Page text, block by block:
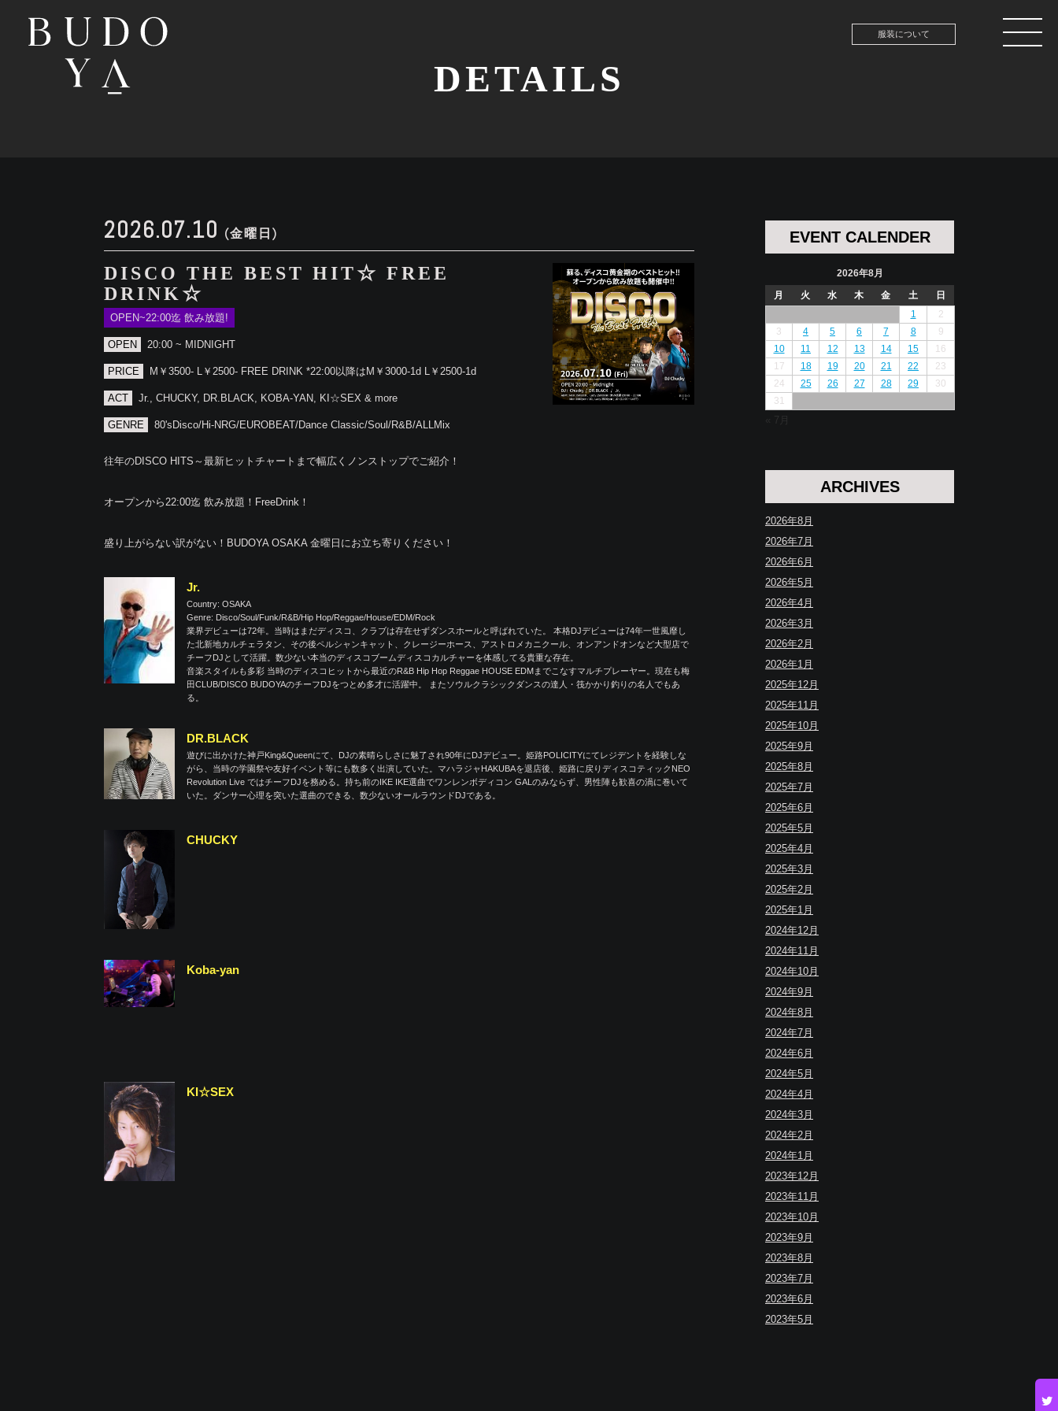
服装について
DETAILS
2026.07.10 (金曜日)
DISCO THE BEST HIT☆ FREE
DRINK☆
OPEN~22:00迄 飲み放題!
OPEN 20:00 ~ MIDNIGHT
PRICE M￥3500- L￥2500- FREE DRINK *22:00以降はM￥3000-1d L￥2500-1d
ACT Jr., CHUCKY, DR.BLACK, KOBA-YAN, KI☆SEX & more
GENRE 80'sDisco/Hi-NRG/EUROBEAT/Dance Classic/Soul/R&B/ALLMix
往年のDISCO HITS～最新ヒットチャートまで幅広くノンストップでご紹介！
オープンから22:00迄 飲み放題！FreeDrink！
盛り上がらない訳がない！BUDOYA OSAKA 金曜日にお立ち寄りください！
Jr.
Country: OSAKA
Genre: Disco/Soul/Funk/R&B/Hip Hop/Reggae/House/EDM/Rock
業界デビューは72年。当時はまだディスコ、クラブは存在せずダンスホールと呼ばれていた。 本格DJデビューは74年一世風靡し
た北新地カルチェラタン、その後ペルシャンキャット、クレージーホース、アストロメカニクール、オンアンドオンなど大型店で
チーフDJとして活躍。数少ない本当のディスコブームディスコカルチャーを体感してる貴重な存在。
音楽スタイルも多彩 当時のディスコヒットから最近のR&B Hip Hop Reggae HOUSE EDMまでこなすマルチプレーヤー。現在も梅
田CLUB/DISCO BUDOYAのチーフDJをつとめ多才に活躍中。 またソウルクラシックダンスの達人・筏かかり釣りの名人でもあ
る。
DR.BLACK
遊びに出かけた神戸King&Queenにて、DJの素晴らしさに魅了され90年にDJデビュー。姫路POLICITYにてレジデントを経験しな
がら、当時の学園祭や友好イベント等にも数多く出演していた。マハラジャHAKUBAを退店後、姫路に戻りディスコティックNEO
Revolution Live ではチーフDJを務める。持ち前のIKE IKE選曲でワンレンボディコン GALのみならず、男性陣も歓喜の渦に巻いて
いた。ダンサー心理を突いた選曲のできる、数少ないオールラウンドDJである。
CHUCKY
Koba-yan
KI☆SEX
EVENT CALENDER
2026年8月
月
火 水 木 金 土
日
1
2
3
4 5 6 7 8
9
10
11 12 13 14 15
16
17
18 19 20 21 22
23
24
25 26 27 28 29
30
31
« 7月
ARCHIVES
2026年8月
2026年7月
2026年6月
2026年5月
2026年4月
2026年3月
2026年2月
2026年1月
2025年12月
2025年11月
2025年10月
2025年9月
2025年8月
2025年7月
2025年6月
2025年5月
2025年4月
2025年3月
2025年2月
2025年1月
2024年12月
2024年11月
2024年10月
2024年9月
2024年8月
2024年7月
2024年6月
2024年5月
2024年4月
2024年3月
2024年2月
2024年1月
2023年12月
2023年11月
2023年10月
2023年9月
2023年8月
2023年7月
2023年6月
2023年5月